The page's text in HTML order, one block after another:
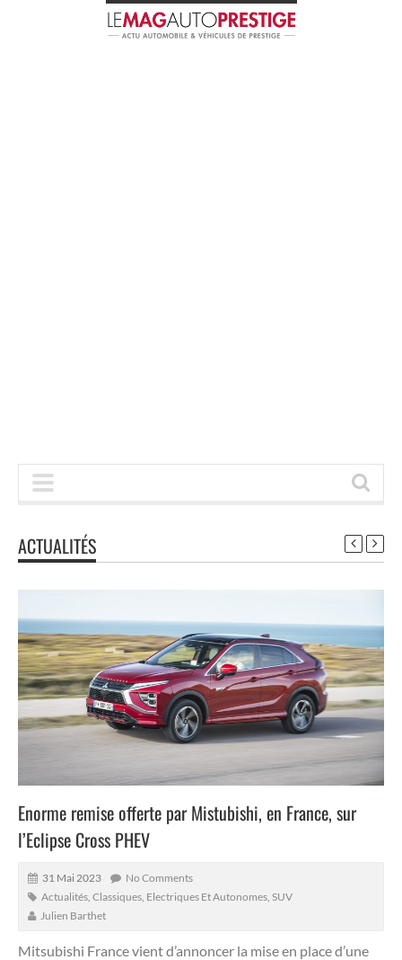
ACTUALITÉS
Enorme remise offerte par Mistubishi, en France, sur
l’Eclipse Cross PHEV
31 Mai 2023
No Comments
Actualités Classiques Electriques Et Autonomes SUV
Julien Barthet
Mitsubishi France vient d’annoncer la mise en place d’une